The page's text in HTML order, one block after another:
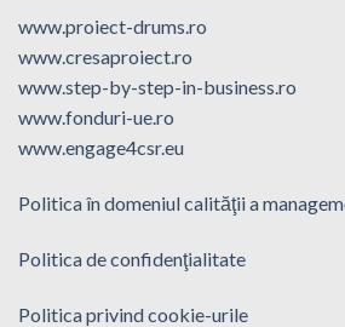
www.proiect-drums.ro
www.cresaproiect.ro
www.step-by-step-in-business.ro
www.fonduri-ue.ro
www.engage4csr.eu
Politica în domeniul calităţii a
Politica de confidenţialitate
Politica privind cookie-urile